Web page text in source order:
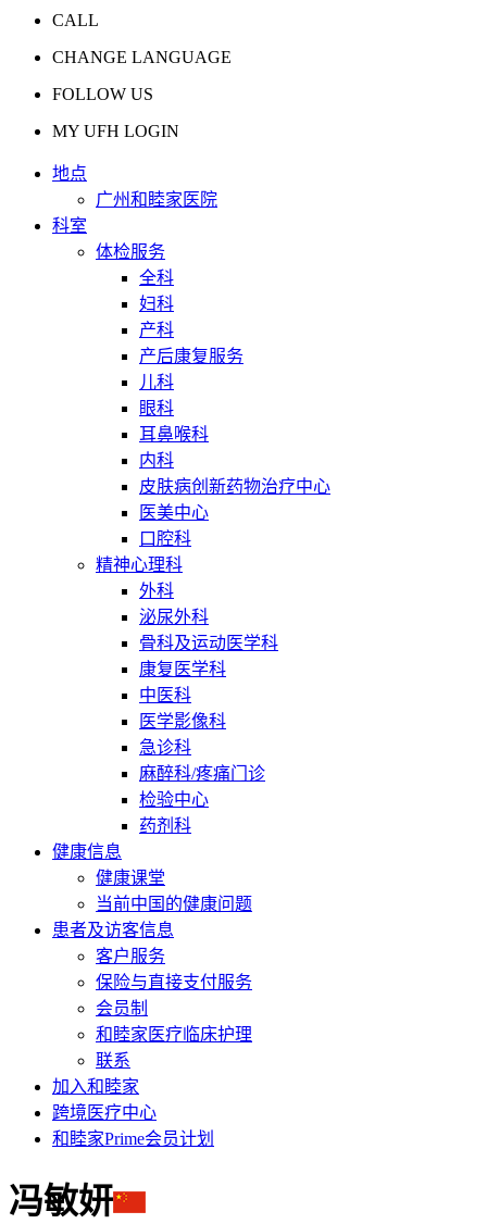
CALL
CHANGE LANGUAGE
FOLLOW US
MY UFH LOGIN
地点
广州和睦家医院
科室
体检服务
全科
妇科
产科
产后康复服务
儿科
眼科
耳鼻喉科
内科
皮肤病创新药物治疗中心
医美中心
口腔科
精神心理科
外科
泌尿外科
骨科及运动医学科
康复医学科
中医科
医学影像科
急诊科
麻醉科/疼痛门诊
检验中心
药剂科
健康信息
健康课堂
当前中国的健康问题
患者及访客信息
客户服务
保险与直接支付服务
会员制
和睦家医疗临床护理
联系
加入和睦家
跨境医疗中心
和睦家Prime会员计划
冯敏妍